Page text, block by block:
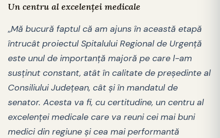
Un centru al excelenţei medicale
,,Mă bucură faptul că am ajuns în această etapă
întrucât proiectul Spitalului Regional de Urgenţă
este unul de importanţă majoră pe care l-am
susţinut constant, atât în calitate de preşedinte al
Consiliului Judeţean, cât şi în mandatul de
senator. Acesta va fi, cu certitudine, un centru al
excelenţei medicale care va reuni cei mai buni
medici din regiune şi cea mai performantă